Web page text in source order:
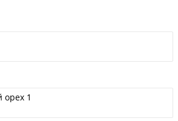
орех 1